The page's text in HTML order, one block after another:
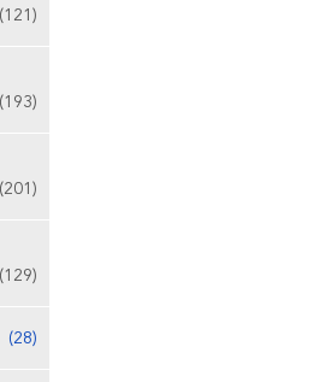
(121)
(193)
(201)
(129)
(28)